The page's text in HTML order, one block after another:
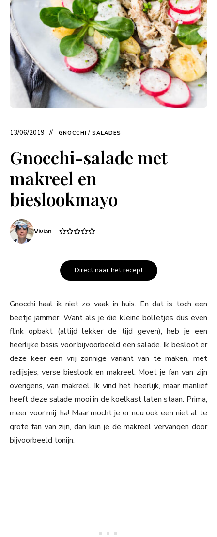
13/06/2019 GNOCCHI / SALADES
Gnocchi-salade met
makreel en
bieslookmayo
Vivian
Direct naar het recept
Gnocchi haal ik niet zo vaak in huis. En dat is toch een
beetje jammer. Want als je die kleine bolletjes dus even
flink opbakt (altijd lekker de tijd geven), heb je een
heerlijke basis voor bijvoorbeeld een salade. Ik besloot er
deze keer een vrij zonnige variant van te maken, met
radijsjes, verse bieslook en makreel. Moet je fan van zijn
overigens, van makreel. Ik vind het heerlijk, maar manlief
heeft deze salade mooi in de koelkast laten staan. Prima,
meer voor mij, ha! Maar mocht je er nou ook een niet al te
grote fan van zijn, dan kun je de makreel vervangen door
bijvoorbeeld tonijn.